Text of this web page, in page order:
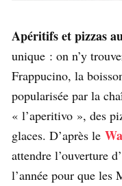
Apéritifs et pizzas
unique : on n’y
Frappucino, la
popularisée par la
« l’aperitivo », des
glaces. D’après le
attendre l’ouverture
l’année pour que les